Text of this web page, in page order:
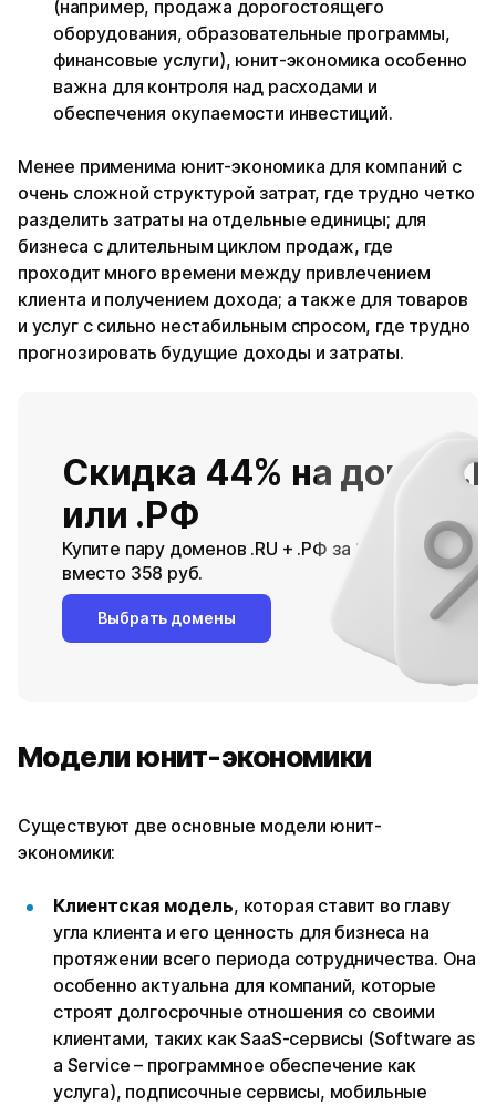
(например, продажа дорогостоящего
оборудования, образовательные программы,
финансовые услуги), юнит-экономика особенно
важна для контроля над расходами и
обеспечения окупаемости инвестиций.
Менее применима юнит-экономика для компаний с
очень сложной структурой затрат, где трудно четко
разделить затраты на отдельные единицы; для
бизнеса с длительным циклом продаж, где
проходит много времени между привлечением
клиента и получением дохода; а также для товаров
и услуг с сильно нестабильным спросом, где трудно
прогнозировать будущие доходы и затраты.
Скидка 44% на домен
или .РФ
Купите пару доменов .RU + .РФ за 278 руб.
вместо 358 руб.
Выбрать домены
Модели юнит-экономики
Существуют две основные модели юнит-
экономики:
Клиентская модель, которая ставит во главу
угла клиента и его ценность для бизнеса на
протяжении всего периода сотрудничества. Она
особенно актуальна для компаний, которые
строят долгосрочные отношения со своими
клиентами, таких как SaaS-сервисы (Software as
a Service – программное обеспечение как
услуга), подписочные сервисы, мобильные